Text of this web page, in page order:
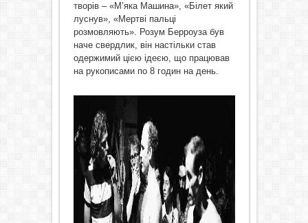
творів – «М’яка Машина», «Білет який
луснув», «Мертві пальці
розмовляють». Розум Берроуза був
наче свердлик, він настільки став
одержимий цією ідеєю, що працював
на рукописами по 8 годин на день.